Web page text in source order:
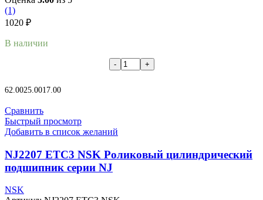
(1)
1020 ₽
В наличии
62.0025.0017.00
Сравнить
Быстрый просмотр
Добавить в список желаний
NJ2207 ETC3 NSK Роликовый цилиндрический
подшипник серии NJ
NSK